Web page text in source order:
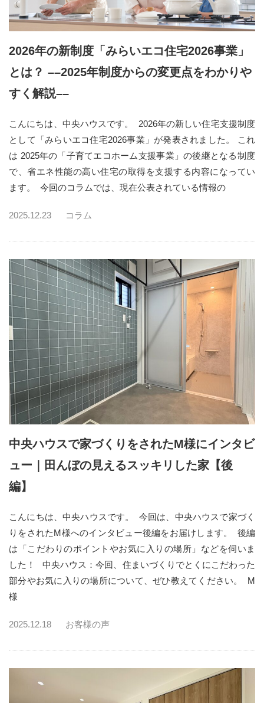
2026年の新制度「みらいエコ住宅2026事業」
とは？ ––2025年制度からの変更点をわかりや
すく解説––
こんにちは、中央ハウスです。 2026年の新しい住宅支援制度
として「みらいエコ住宅2026事業」が発表されました。 これ
は 2025年の「子育てエコホーム支援事業」の後継となる制度
で、省エネ性能の高い住宅の取得を支援する内容になってい
ます。 今回のコラムでは、現在公表されている情報の
2025.12.23 コラム
中央ハウスで家づくりをされたM様にインタビ
ュー｜田んぼの見えるスッキリした家【後
編】
こんにちは、中央ハウスです。 今回は、中央ハウスで家づく
りをされたM様へのインタビュー後編をお届けします。 後編
は「こだわりのポイントやお気に入りの場所」などを伺いま
した！ 中央ハウス：今回、住まいづくりでとくにこだわった
部分やお気に入りの場所について、ぜひ教えてください。 M
様
2025.12.18 お客様の声